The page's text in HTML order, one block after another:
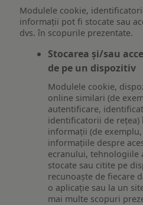
Modulele cookie,
informații pot fi stocate sau
dvs. în scopurile prezentate.
Stocarea și/sau
de pe un dispozitiv
Modulele cookie,
online similari (de
autentificare,
identificatorii de rețea)
informații (de
informațiile despre
ecranului, tehnologiile
stocate sau citite pe
recunoaște de fiecare
o aplicație sau la un
mai multe scopuri